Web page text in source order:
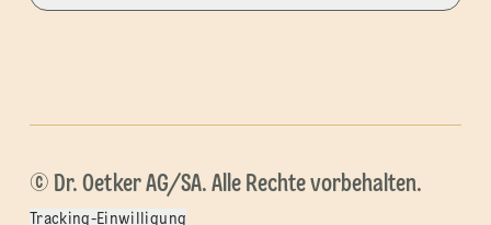
© Dr. Oetker AG/SA. Alle Rechte vorbehalten.
Tracking-Einwilligung